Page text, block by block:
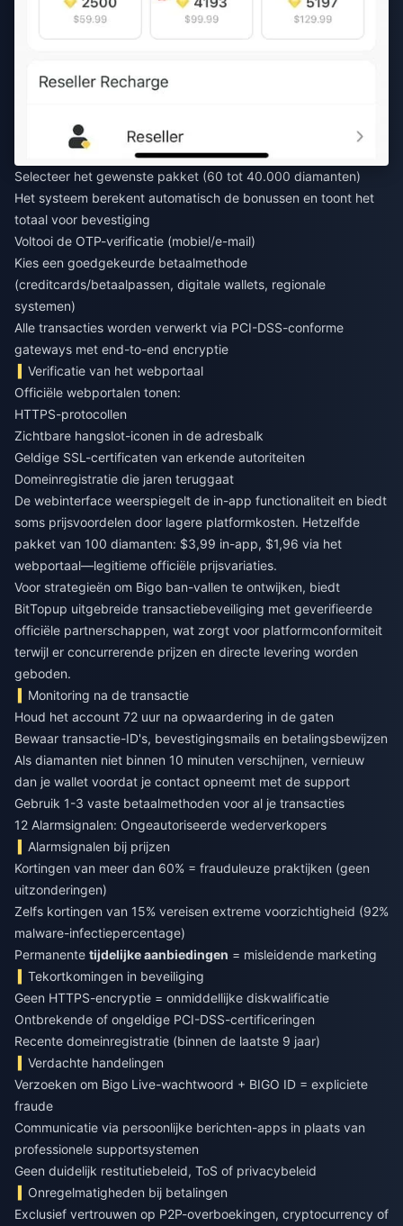
Selecteer het gewenste pakket (60 tot 40.000 diamanten)
Het systeem berekent automatisch de bonussen en toont het
totaal voor bevestiging
Voltooi de OTP-verificatie (mobiel/e-mail)
Kies een goedgekeurde betaalmethode
(creditcards/betaalpassen, digitale wallets, regionale
systemen)
Alle transacties worden verwerkt via PCI-DSS-conforme
gateways met end-to-end encryptie
Verificatie van het webportaal
Officiële webportalen tonen:
HTTPS-protocollen
Zichtbare hangslot-iconen in de adresbalk
Geldige SSL-certificaten van erkende autoriteiten
Domeinregistratie die jaren teruggaat
De webinterface weerspiegelt de in-app functionaliteit en biedt
soms prijsvoordelen door lagere platformkosten. Hetzelfde
pakket van 100 diamanten: $3,99 in-app, $1,96 via het
webportaal—legitieme officiële prijsvariaties.
Voor strategieën om Bigo ban-vallen te ontwijken, biedt
BitTopup uitgebreide transactiebeveiliging met geverifieerde
officiële partnerschappen, wat zorgt voor platformconformiteit
terwijl er concurrerende prijzen en directe levering worden
geboden.
Monitoring na de transactie
Houd het account 72 uur na opwaardering in de gaten
Bewaar transactie-ID's, bevestigingsmails en betalingsbewijzen
Als diamanten niet binnen 10 minuten verschijnen, vernieuw
dan je wallet voordat je contact opneemt met de support
Gebruik 1-3 vaste betaalmethoden voor al je transacties
12 Alarmsignalen: Ongeautoriseerde wederverkopers
Alarmsignalen bij prijzen
Kortingen van meer dan 60% = frauduleuze praktijken (geen
uitzonderingen)
Zelfs kortingen van 15% vereisen extreme voorzichtigheid (92%
malware-infectiepercentage)
Permanente tijdelijke aanbiedingen = misleidende marketing
Tekortkomingen in beveiliging
Geen HTTPS-encryptie = onmiddellijke diskwalificatie
Ontbrekende of ongeldige PCI-DSS-certificeringen
Recente domeinregistratie (binnen de laatste 9 jaar)
Verdachte handelingen
Verzoeken om Bigo Live-wachtwoord + BIGO ID = expliciete
fraude
Communicatie via persoonlijke berichten-apps in plaats van
professionele supportsystemen
Geen duidelijk restitutiebeleid, ToS of privacybeleid
Onregelmatigheden bij betalingen
Exclusief vertrouwen op P2P-overboekingen, cryptocurrency of